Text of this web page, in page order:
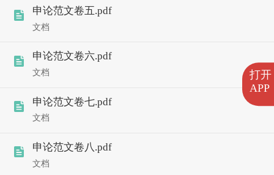
打开
APP
申论范文卷五.pdf
文档
申论范文卷六.pdf
文档
申论范文卷七.pdf
文档
申论范文卷八.pdf
文档